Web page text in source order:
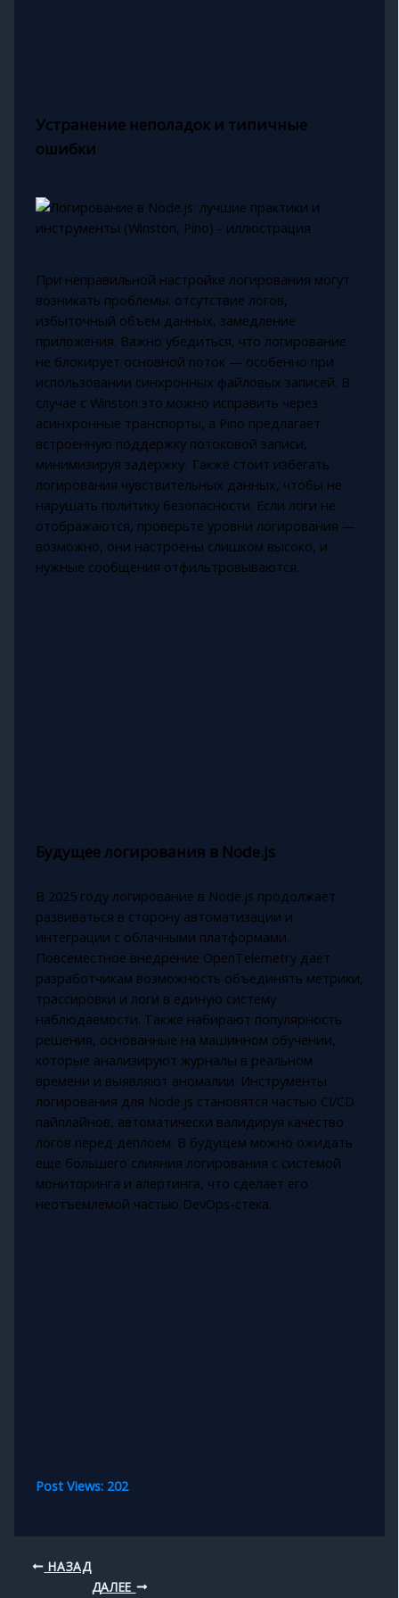
Устранение неполадок и типичные
ошибки
При неправильной настройке логирования могут
возникать проблемы: отсутствие логов,
избыточный объем данных, замедление
приложения. Важно убедиться, что логирование
не блокирует основной поток — особенно при
использовании синхронных файловых записей. В
случае с Winston это можно исправить через
асинхронные транспорты, а Pino предлагает
встроенную поддержку потоковой записи,
минимизируя задержку. Также стоит избегать
логирования чувствительных данных, чтобы не
нарушать политику безопасности. Если логи не
отображаются, проверьте уровни логирования —
возможно, они настроены слишком высоко, и
нужные сообщения отфильтровываются.
Будущее логирования в Node.js
В 2025 году логирование в Node.js продолжает
развиваться в сторону автоматизации и
интеграции с облачными платформами.
Повсеместное внедрение OpenTelemetry дает
разработчикам возможность объединять метрики,
трассировки и логи в единую систему
наблюдаемости. Также набирают популярность
решения, основанные на машинном обучении,
которые анализируют журналы в реальном
времени и выявляют аномалии. Инструменты
логирования для Node.js становятся частью CI/CD
пайплайнов, автоматически валидируя качество
логов перед деплоем. В будущем можно ожидать
еще большего слияния логирования с системой
мониторинга и алертинга, что сделает его
неотъемлемой частью DevOps-стека.
Post Views: 202
НАЗАД
ДАЛЕЕ